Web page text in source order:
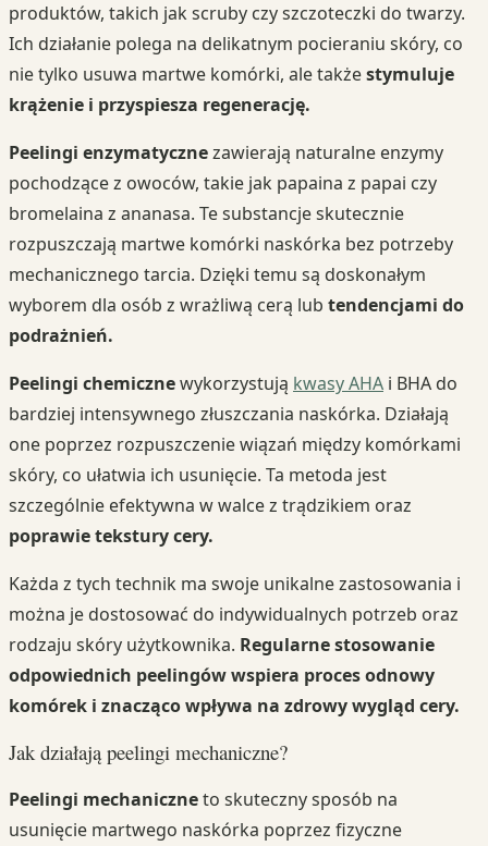
produktów, takich jak scruby czy szczoteczki do twarzy.
Ich działanie polega na delikatnym pocieraniu skóry, co
nie tylko usuwa martwe komórki, ale takżestymuluje
krążenie i przyspiesza regenerację.
Peelingi enzymatycznezawierają naturalne enzymy
pochodzące z owoców, takie jak papaina z papai czy
bromelaina z ananasa. Te substancje skutecznie
rozpuszczają martwe komórki naskórka bez potrzeby
mechanicznego tarcia. Dzięki temu są doskonałym
wyborem dla osób z wrażliwą cerą lub tendencjami do
podrażnień.
Peelingi chemicznewykorzystują kwasy AHA i BHA do
bardziej intensywnego złuszczania naskórka. Działają
one poprzez rozpuszczenie wiązań między komórkami
skóry, co ułatwia ich usunięcie. Ta metoda jest
szczególnie efektywna w walce z trądzikiem oraz
poprawie tekstury cery.
Każda z tych technik ma swoje unikalne zastosowania i
można je dostosować do indywidualnych potrzeb oraz
rodzaju skóry użytkownika. Regularne stosowanie
odpowiednich peelingów wspiera proces odnowy
komórek i znacząco wpływa na zdrowy wygląd cery.
Jak działają peelingi mechaniczne?
Peelingi mechaniczneto skuteczny sposób na
usunięcie martwego naskórka poprzez fizyczne